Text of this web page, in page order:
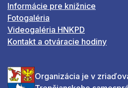
Informácie pre knižnice
Fotogaléria
Videogaléria HNKPD
Kontakt a otváracie hodiny
Organizácia je v